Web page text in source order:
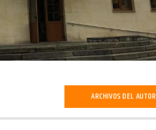
ARCHIVOS DEL AUTOR